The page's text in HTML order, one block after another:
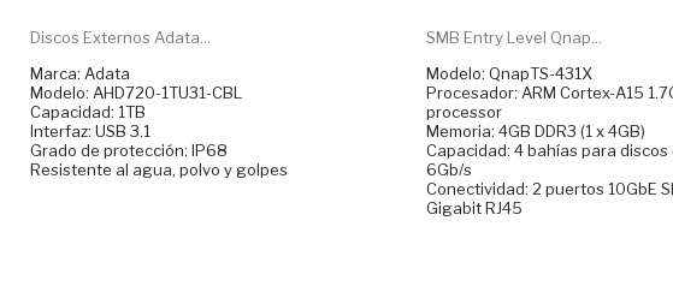
Discos Externos Adata...
Marca: Adata
Modelo: AHD720-1TU31-CBL
Capacidad: 1TB
Interfaz: USB 3.1
Grado de protección: IP68
Resistente al agua, polvo y golpes
SMB Entry Level Qnap...
Modelo: QnapTS-431X
Procesador: ARM Cortex-A15
processor
Memoria: 4GB DDR3 (1 x 4GB)
Capacidad: 4 bahías para discos
6Gb/s
Conectividad: 2 puertos 10GbE
Gigabit RJ45